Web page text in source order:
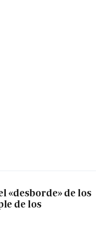
«desborde» de los
de los